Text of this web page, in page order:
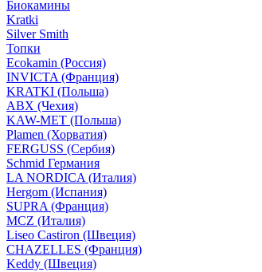
Биокамины
Kratki
Silver Smith
Топки
Ecokamin (Россия)
INVICTA (Франция)
KRATKI (Польша)
ABX (Чехия)
KAW-MET (Польша)
Plamen (Хорватия)
FERGUSS (Сербия)
Schmid Германия
LA NORDICA (Италия)
Hergom (Испания)
SUPRA (Франция)
MCZ (Италия)
Liseo Castiron (Швеция)
CHAZELLES (Франция)
Keddy (Швеция)